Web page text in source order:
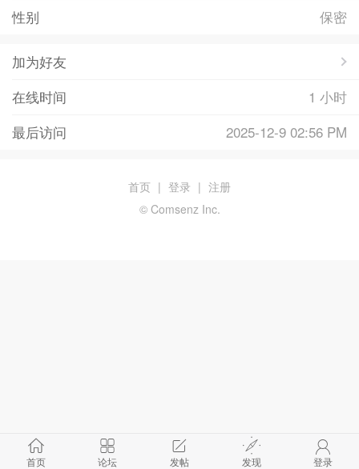
性别
保密
加为好友
在线时间
1 小时
最后访问
2025-12-9 02:56 PM
首页 论坛 发帖 发现 登录
首页 | 登录 | 注册
© Comsenz Inc.